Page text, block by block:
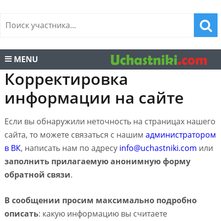
MENU
Корректировка
информации на сайте
Если вы обнаружили неточность на страницах нашего
сайта, то можете связаться с нашим администратором
в ВК, написать нам по адресу info@uchastniki.com или
заполнить прилагаемую анонимную форму
обратной связи.
В сообщении просим максимально подробно
описать: какую информацию вы считаете